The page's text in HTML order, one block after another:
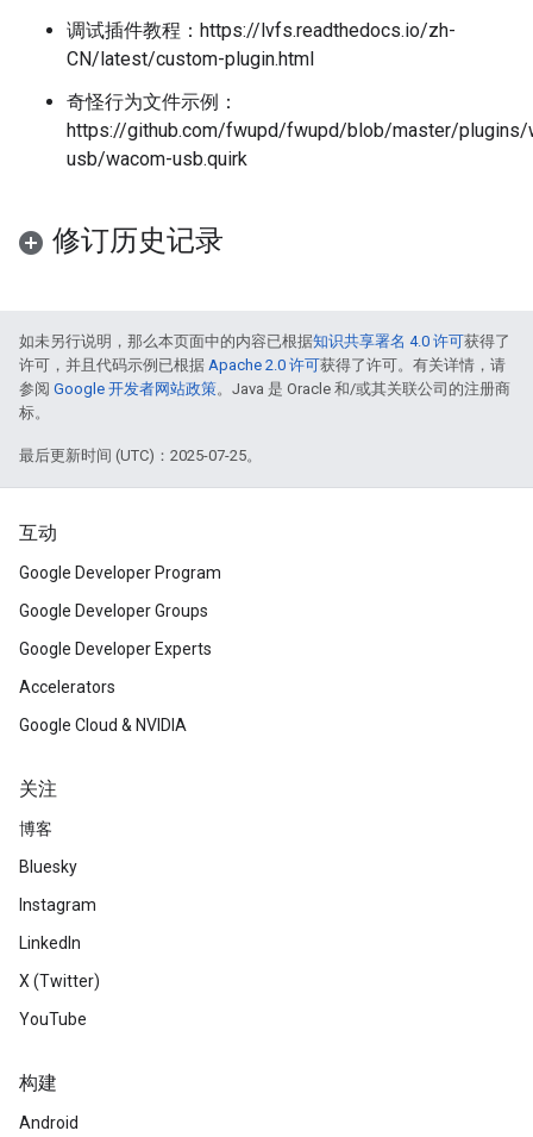
调试插件教程：https://lvfs.readthedocs.io/zh-
CN/latest/custom-plugin.html
奇怪行为文件示例：
https://github.com/fwupd/fwupd/blob/master/plugins/
usb/wacom-usb.quirk
修订历史记录
如未另行说明，那么本页面中的内容已根据知识共享署名 4.0 许可获得了
许可，并且代码示例已根据 Apache 2.0 许可获得了许可。有关详情，请
参阅 Google 开发者网站政策。Java 是 Oracle 和/或其关联公司的注册商
标。
最后更新时间 (UTC)：2025-07-25。
互动
Google Developer Program
Google Developer Groups
Google Developer Experts
Accelerators
Google Cloud & NVIDIA
关注
博客
Bluesky
Instagram
LinkedIn
X (Twitter)
YouTube
构建
Android